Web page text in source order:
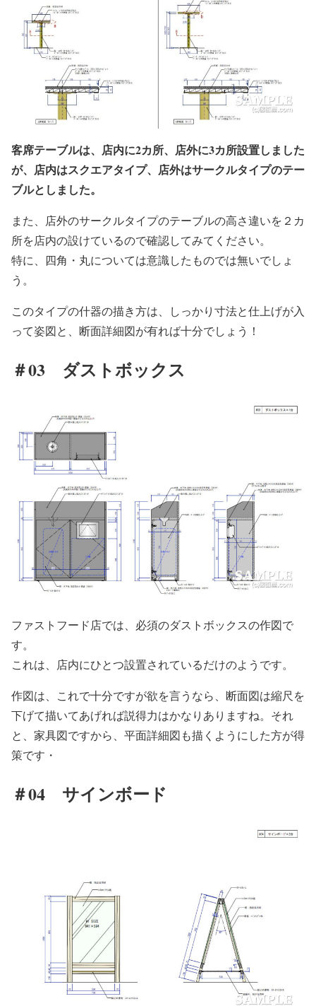
客席テーブルは、店内に2カ所、店外に3カ所設置しました
が、店内はスクエアタイプ、店外はサークルタイプのテー
ブルとしました。
また、店外のサークルタイプのテーブルの高さ違いを２カ
所を店内の設けているので確認してみてください。
特に、四角・丸については意識したものでは無いでしょ
う。
このタイプの什器の描き方は、しっかり寸法と仕上げが入
って姿図と、断面詳細図が有れば十分でしょう！
＃03 ダストボックス
ファストフード店では、必須のダストボックスの作図で
す。
これは、店内にひとつ設置されているだけのようです。
作図は、これで十分ですが欲を言うなら、断面図は縮尺を
下げて描いてあげれば説得力はかなりありますね。それ
と、家具図ですから、平面詳細図も描くようにした方が得
策です・
＃04 サインボード